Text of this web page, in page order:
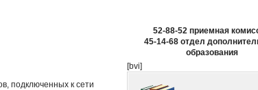
52-88-52 приемная
45-14-68 отдел
образования
[bvi]
подключенных к сети